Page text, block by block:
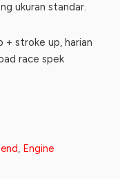
ukuran standar.
+ stroke up, harian
race spek
, Engine